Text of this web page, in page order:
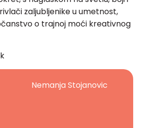
zaljubljenike u umetnost,
o trajnoj moći kreativnog
Nemanja Stojanovic